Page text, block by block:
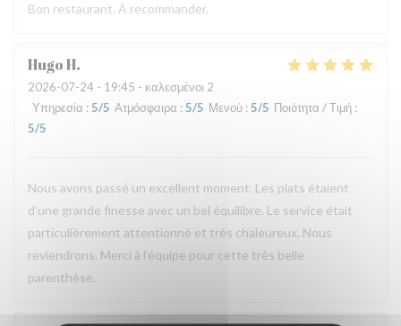
Bon restaurant. À recommander.
HugoH
2026-07-24 - 19:45 - καλεσμένοι 2
Υπηρεσία : 5/5 Ατμόσφαιρα : 5/5 Μενού :5/5 Ποιότητα / Τιμή :
5/5
Nous avons passé un excellent moment. Les plats étaient
d’une grande finesse avec un bel équilibre. Le service était
particulièrement attentionné et très chaleureux. Nous
reviendrons. Merci à l’équipe pour cette très belle
parenthèse.